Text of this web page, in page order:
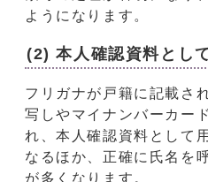
ようになります。
(2) 本人確認資料とし
フリガナが戸籍に記載さ
写しやマイナンバーカー
れ、本人確認資料として
なるほか、正確に氏名を
が多くなります。